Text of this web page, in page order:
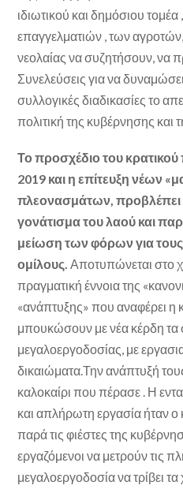
ιδιωτικού και δημόσιου
επαγγελματιών , των
νεολαίας να συζητήσουν, να
Συνελεύσεις για να
συλλογικές διαδικασίες το
πολιτική της κυβέρνησης και
Το προσχέδιο του
2019 και η επίτευξη νέων
πλεονασμάτων, προβλέπει
γονάτισμα του λαού και
μείωση των φόρων για τους
ομίλους. Αποτυπώνεται στο
πραγματική έννοια της
«ανάπτυξης» που αναφέρει η
μπουκώσουν με νέα κέρδη τα
μεγαλοεργοδοσίας, με
δικαιώματα.Την ανάπτυξή
καλοκαίρι που πέρασε . Η
και απλήρωτη εργασία ήταν ο
παρά τις φιέστες της
εργαζόμενοι να μετρούν τις
μεγαλοεργοδοσία να τρίβει τα